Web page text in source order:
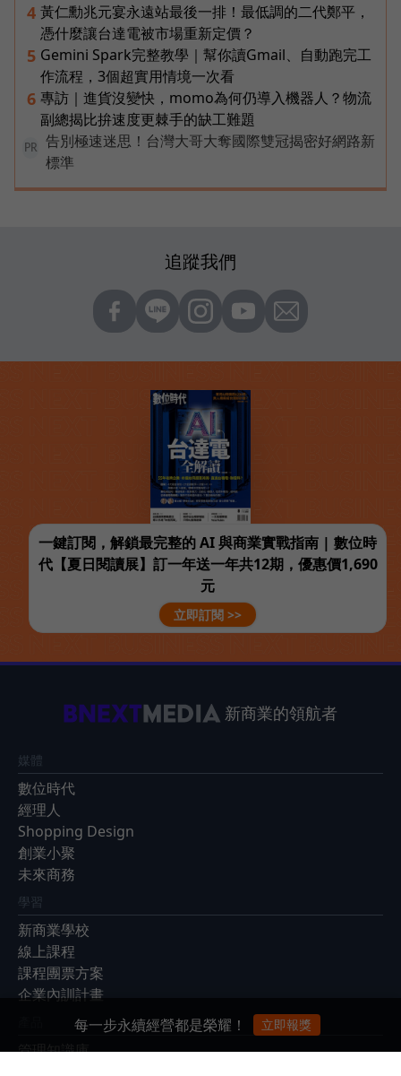
4 黃仁勳兆元宴永遠站最後一排！最低調的二代鄭平，
憑什麼讓台達電被市場重新定價？
5 Gemini Spark完整教學｜幫你讀Gmail、自動跑完工
作流程，3個超實用情境一次看
6 專訪｜進貨沒變快，momo為何仍導入機器人？物流
副總揭比拚速度更棘手的缺工難題
PR
告別極速迷思！台灣大哥大奪國際雙冠揭密好網路新
標準
追蹤我們
一鍵訂閱，解鎖最完整的 AI 與商業實戰指南 | 數位時
代【夏日閱讀展】訂一年送一年共12期，優惠價1,690
元
立即訂閱 >>
新商業的領航者
媒體
數位時代
經理人
Shopping Design
創業小聚
未來商務
學習
新商業學校
線上課程
課程團票方案
企業內訓計畫
管理知識庫
每一步永續經營都是榮耀！ 立即報獎